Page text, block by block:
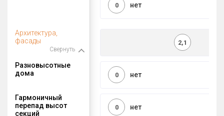
нет
0
Архитектура,
фасады
Свернуть
2,1
Разновысотные
дома
нет
0
Гармоничный
перепад высот
секций
нет
0